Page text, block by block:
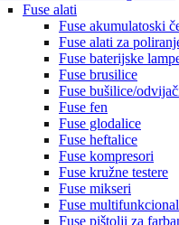
Fuse alati
Fuse akumulatoski
Fuse alati za
Fuse baterijske
Fuse brusilice
Fuse bušilice/
Fuse fen
Fuse glodalice
Fuse heftalice
Fuse kompresori
Fuse kružne testere
Fuse mikseri
Fuse
Fuse pištolji za